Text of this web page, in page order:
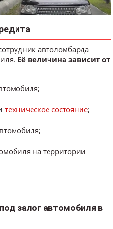
автоломбарда
Её величина зависит от
техническое состояние;
на территории
залог автомобиля в